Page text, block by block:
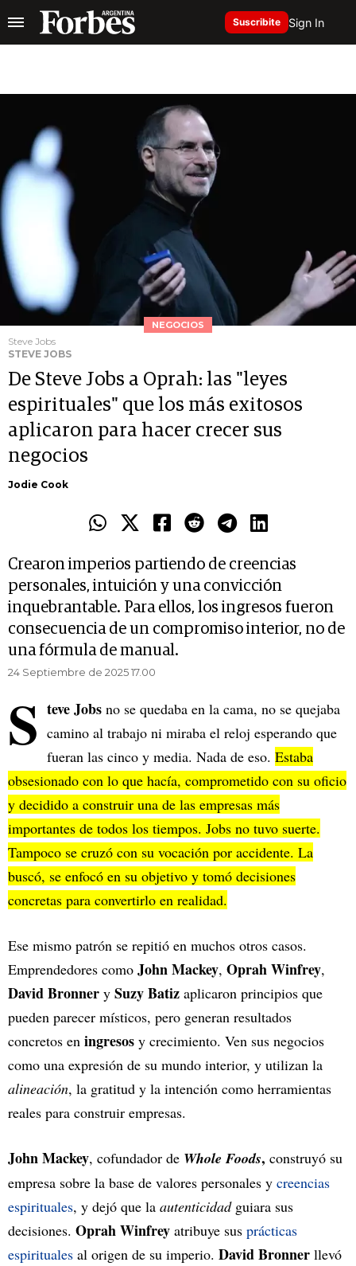
Suscribite Sign In
NEGOCIOS
Steve Jobs
STEVE JOBS
De Steve Jobs a Oprah: las "leyes
espirituales" que los más exitosos
aplicaron para hacer crecer sus
negocios
Jodie Cook
Crearon imperios partiendo de creencias
personales, intuición y una convicción
inquebrantable. Para ellos, los ingresos fueron
consecuencia de un compromiso interior, no de
una fórmula de manual.
24 Septiembre de 2025 17.00
S teve Jobs no se quedaba en la cama, no se quejaba
camino al trabajo ni miraba el reloj esperando que
fueran las cinco y media. Nada de eso. Estaba
obsesionado con lo que hacía, comprometido con su oficio
y decidido a construir una de las empresas más
importantes de todos los tiempos. Jobs no tuvo suerte.
Tampoco se cruzó con su vocación por accidente. La
buscó, se enfocó en su objetivo y tomó decisiones
concretas para convertirlo en realidad.
Ese mismo patrón se repitió en muchos otros casos.
Emprendedores como John Mackey, Oprah Winfrey,
David Bronner y Suzy Batiz aplicaron principios que
pueden parecer místicos, pero generan resultados
concretos en ingresos y crecimiento. Ven sus negocios
como una expresión de su mundo interior, y utilizan la
alineación, la gratitud y la intención como herramientas
reales para construir empresas.
John Mackey, cofundador de Whole Foods, construyó su
empresa sobre la base de valores personales y creencias
espirituales, y dejó que la autenticidadguiara sus
decisiones. Oprah Winfrey atribuye sus prácticas
espirituales al origen de su imperio. David Bronner llevó